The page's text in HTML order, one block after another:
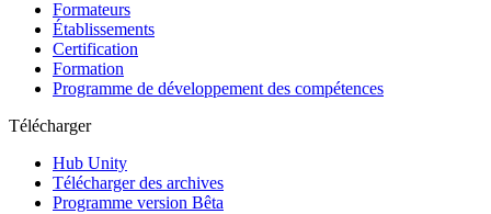
Jeux XR
Lancez des jeux XR sur plusieurs plateformes
Jeux multijoueur
Simplifiez le développement de jeux multijoueurs
Formateurs
Établissements
Certification
Formation
Programme de développement des compétences
Télécharger
Hub Unity
Télécharger des archives
Programme version Bêta